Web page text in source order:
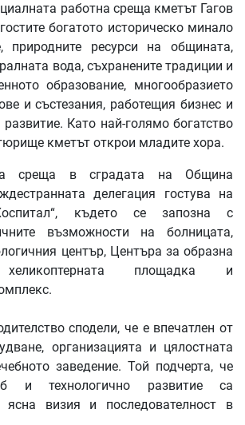
работна среща кметът Гагов
богатото историческо минало
природните ресурси на общината,
вода, съхранените традиции и
образование, многообразието
и състезания, работещия бизнес и
Като най-голямо богатство
кметът открои младите хора.
среща в сградата на Община
делегация гостува на
където се запозна с
възможности на болницата,
център, Центъра за образна
хеликоптерната площадка и
сподели, че е впечатлен от
организацията и цялостната
заведение. Той подчерта, че
и технологично развитие са
ясна визия и последователност в